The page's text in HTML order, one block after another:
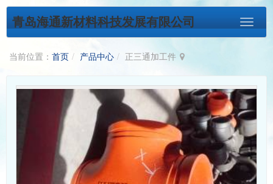
青岛海通新材料科技发展有限公司
当前位置： 首页 产品中心 正三通加工件